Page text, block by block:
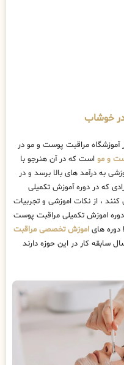
خوشاب
آموزشگاه مراقبت پوست و مو در
و مو است که در آن هنرجو با
به درآمد های بالا برسد و در
که در دوره آموزش تکمیلی
، از نکات اموزشی و تجربیات
اموزش تکمیلی مراقبت پوست
دوره های اموزش تخصصی مراقبت
گذرانده اند و یا حداقل 2 سال سابقه کار در این حوزه دارند